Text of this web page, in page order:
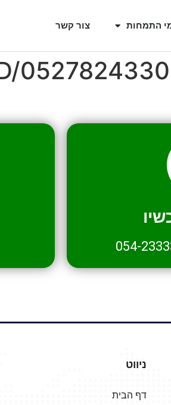
התמחות צור קשר
054-
ניווט
דף הבית